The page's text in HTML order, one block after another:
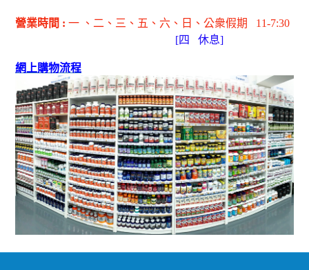
營業時間 : 一 、二、三、五 、六 、日 、公衆假期
11-7:30
[四 休息]
網上購物流程